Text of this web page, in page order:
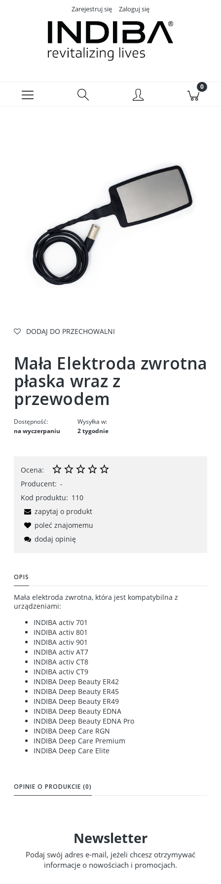
Zarejestruj się Zaloguj się
DODAJ DO PRZECHOWALNI
Mała Elektroda zwrotna
płaska wraz z
przewodem
Dostępność:
na wyczerpaniu
Wysyłka w:
2 tygodnie
Ocena:
Producent: -
Kod produktu: 110
zapytaj o produkt
poleć znajomemu
dodaj opinię
OPIS
Mała elektroda zwrotna, która jest kompatybilna z
urządzeniami:
INDIBA activ 701
INDIBA activ 801
INDIBA activ 901
INDIBA activ AT7
INDIBA activ CT8
INDIBA activ CT9
INDIBA Deep Beauty ER42
INDIBA Deep Beauty ER45
INDIBA Deep Beauty ER49
INDIBA Deep Beauty EDNA
INDIBA Deep Beauty EDNA Pro
INDIBA Deep Care RGN
INDIBA Deep Care Premium
INDIBA Deep Care Elite
OPINIE O PRODUKCIE (0)
Newsletter
Podaj swój adres e-mail, jeżeli chcesz otrzymywać
informacje o nowościach i promocjach.